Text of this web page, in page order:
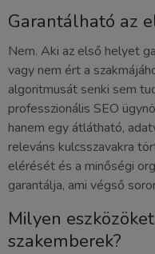
Garantálható az
Nem. Aki az első helyet
vagy nem ért a
algoritmusát senki sem
professzionális SEO
hanem egy átlátható,
releváns kulcsszavakra
elérését és a minőségi
garantálja, ami végső
Milyen
szakemberek?